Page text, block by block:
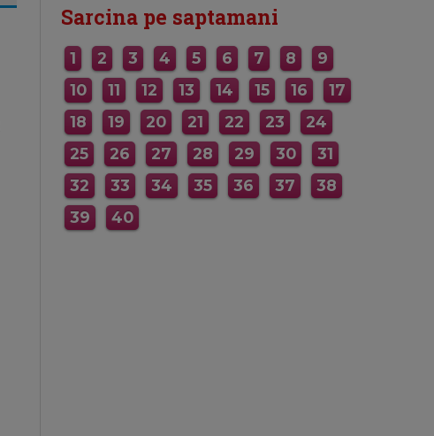
Sarcina pe saptamani
1 2 3 4 5 6 7 8
9
10
11 12 13 14 15 16
17
18
19 20 21 22 23
24
25
26 27 28 29 30
31
32
33 34 35 36 37
38
39
40